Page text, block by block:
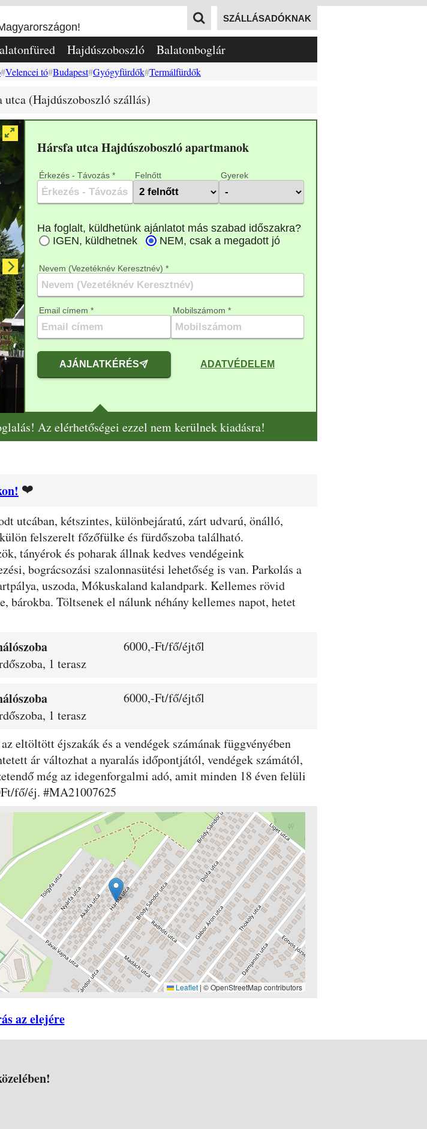
SZÁLLÁSADÓKNAK
Hajdúszoboszló Balatonboglár
Velencei tó Budapest Gyógyfürdők Termálfürdők
utca (Hajdúszoboszló szállás)
Az elérhetőségei ezzel nem kerülnek kiadásra!
Hársfa utca Hajdúszoboszló apartmanok
Érkezés - Távozás * Felnőtt Gyerek
Nevem (Vezetéknév Keresztnév) *
Email címem * Mobilszámom *
AJÁNLATKÉRÉS ADATVÉDELEM
❤️
utcában, kétszintes, különbejáratú, zárt udvarú, önálló,
felszerelt főzőfülke és fürdőszoba található.
tányérok és poharak állnak kedves vendégeink
bográcsozási szalonnasütési lehetőség is van. Parkolás a
uszoda, Mókuskaland kalandpark. Kellemes rövid
bárokba. Töltsenek el nálunk néhány kellemes napot, hetet
1 terasz
6000,-Ft/fő/éjtől
1 terasz
6000,-Ft/fő/éjtől
eltöltött éjszakák és a vendégek számának függvényében
ár változhat a nyaralás időpontjától, vendégek számától,
még az idegenforgalmi adó, amit minden 18 éven felüli
fő/éj. #MA21007625
Leaflet | © OpenStreetMap contributors
az elejére